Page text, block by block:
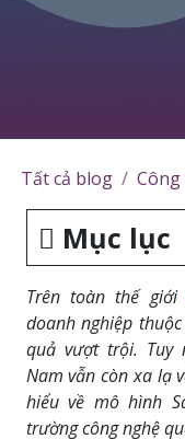
Tất cả blog
Mục lục
Trên toàn thế
doanh nghiệp
quả vượt trội. Tuy
Nam vẫn còn xa lạ
hiểu về mô hình
trường công nghệ